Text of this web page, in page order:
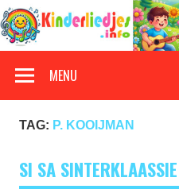
Doorgaan
naar
inhoud
MENU
TAG: P. KOOIJMAN
SI SA